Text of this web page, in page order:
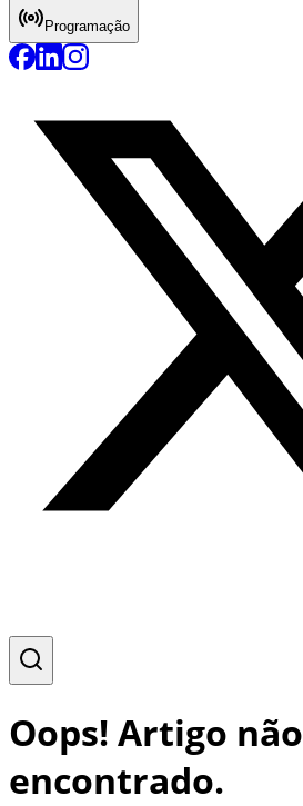
Programação
Oops! Artigo não
encontrado.